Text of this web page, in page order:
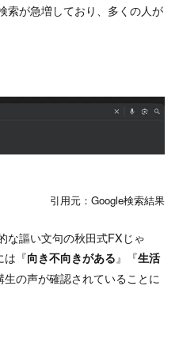
索が急増しており、多くの人が
引用元：Google検索結果
な謳い文句の秋田式FXじゃ
は『向き不向きがある』『生活
生の声が確認されていることに